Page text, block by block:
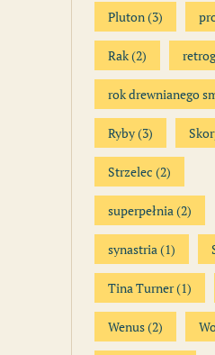
Pluton(3)
Rak(2)
rok drewnianego
Ryby(3)
Strzelec (2)
superpełnia(2)
synastria(1)
Tina Turner(1)
Wenus(2)